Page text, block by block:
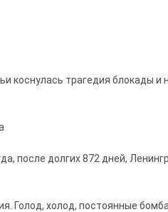
коснулась трагедия блокады и
после долгих 872 дней,
Голод, холод, постоянные